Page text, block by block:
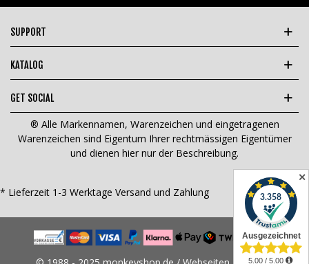
✕
SUPPORT
KATALOG
GET SOCIAL
® Alle Markennamen, Warenzeichen und eingetragenen
Warenzeichen sind Eigentum Ihrer rechtmässigen Eigentümer
und dienen hier nur der Beschreibung.
* Lieferzeit 1-3 Werktage Versand und Zahlung